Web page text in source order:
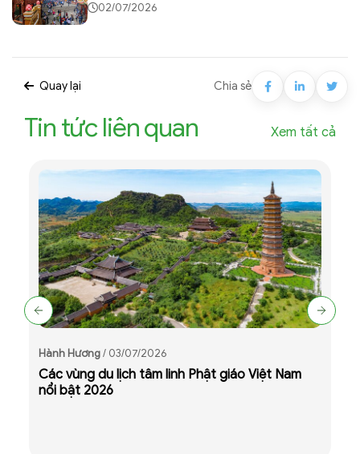
02/07/2026
Quay lại Chia sẻ
Tin tức liên quan Xem tất cả
Hành Hương/ 03/07/2026
Các vùng du lịch tâm linh Phật giáo Việt Nam
nổi bật 2026